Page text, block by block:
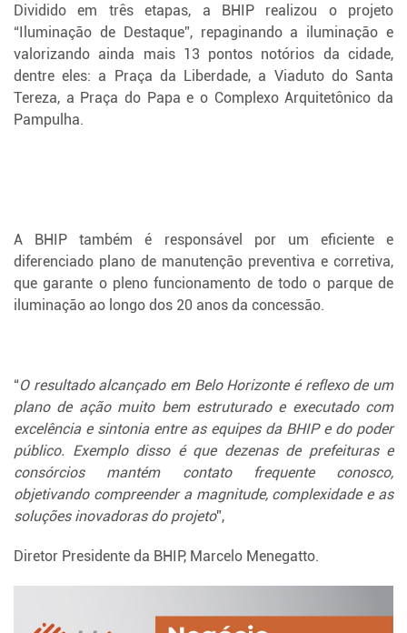
Dividido em três etapas, a BHIP realizou o projeto
“Iluminação de Destaque”, repaginando a iluminação e
valorizando ainda mais 13 pontos notórios da cidade,
dentre eles: a Praça da Liberdade, a Viaduto do Santa
Tereza, a Praça do Papa e o Complexo Arquitetônico da
Pampulha.
A BHIP também é responsável por um eficiente e
diferenciado plano de manutenção preventiva e corretiva,
que garante o pleno funcionamento de todo o parque de
iluminação ao longo dos 20 anos da concessão.
“O resultado alcançado em Belo Horizonte é reflexo de um
plano de ação muito bem estruturado e executado com
excelência e sintonia entre as equipes da BHIP e do poder
público. Exemplo disso é que dezenas de prefeituras e
consórcios mantém contato frequente conosco,
objetivando compreender a magnitude, complexidade e as
soluções inovadoras do projeto”,
Diretor Presidente da BHIP, Marcelo Menegatto.